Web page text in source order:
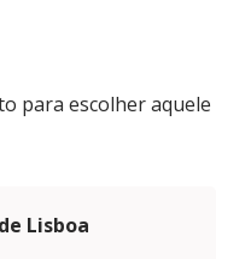
para escolher aquele
Lisboa